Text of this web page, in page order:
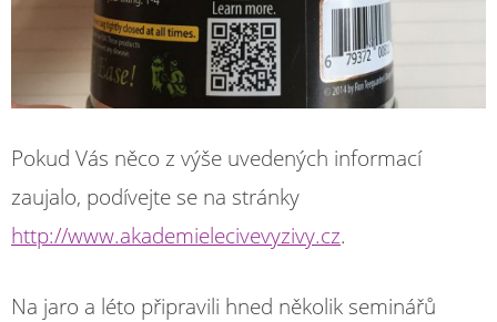
Pokud Vás něco z výše uvedených informací
zaujalo, podívejte se na stránky
http://www.akademielecivevyzivy.cz.
Na jaro a léto připravili hned několik seminářů